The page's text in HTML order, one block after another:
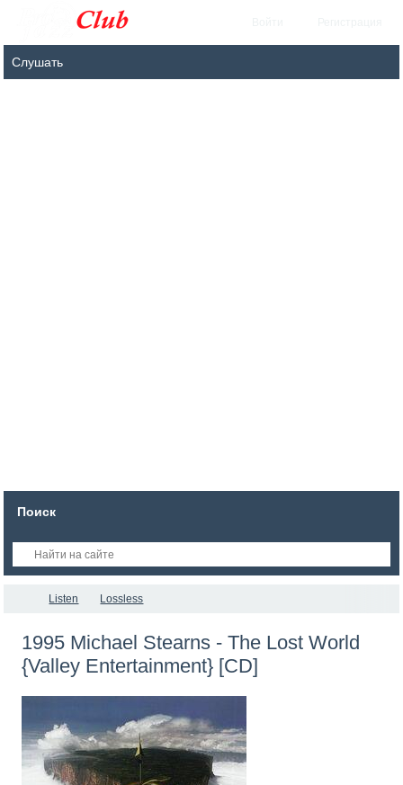
Поиск
Listen Lossless
1995 Michael Stearns - The Lost World
{Valley Entertainment} [CD]